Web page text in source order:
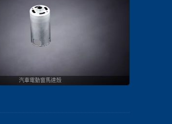
汽車電動窗馬達殼